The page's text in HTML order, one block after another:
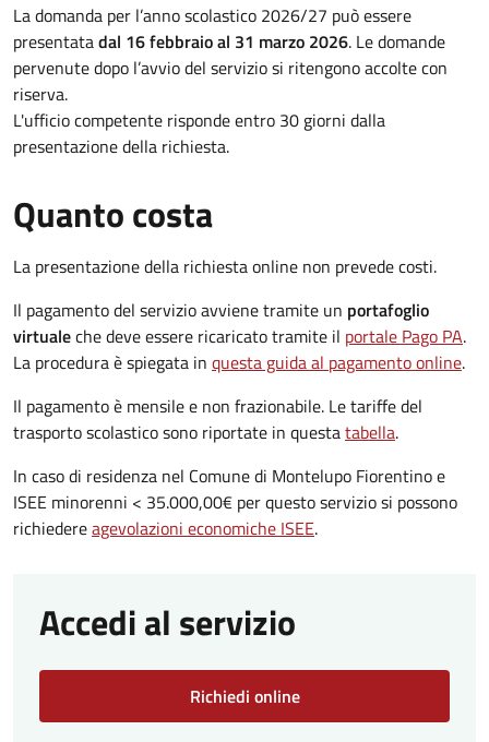
La domanda per l’anno scolastico 2026/27 può essere
presentatadal 16 febbraio al 31 marzo 2026. Le domande
pervenute dopo l’avvio del servizio si ritengono accolte con
riserva.
L'ufficio competente risponde entro 30 giorni dalla
presentazione della richiesta.
Quanto costa
La presentazione della richiesta online non prevede costi.
Il pagamento del servizio avviene tramite un portafoglio
virtualeche deve essere ricaricato tramite il portale Pago PA.
La procedura è spiegata in questa guida al pagamento online.
Il pagamento è mensile e non frazionabile. Le tariffe del
trasporto scolastico sono riportate in questatabella.
In caso di residenza nel Comune di Montelupo Fiorentino e
ISEE minorenni < 35.000,00€ per questo servizio si possono
richiedereagevolazioni economiche ISEE.
Accedi al servizio
Richiedi online